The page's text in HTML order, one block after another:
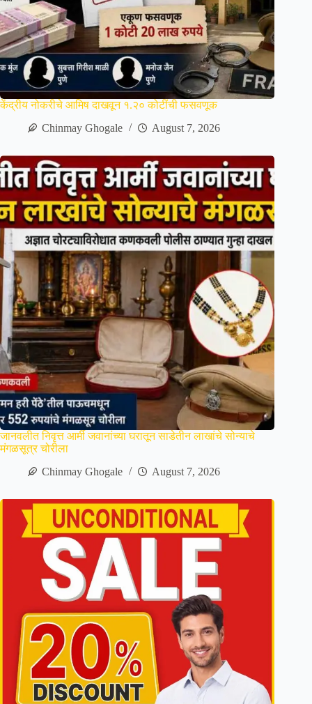
केंद्रीय नोकरीचे आमिष दाखवून १.२० कोटींची फसवणूक
Chinmay Ghogale
August 7, 2026
जानवलीत निवृत्त आर्मी जवानांच्या घरातून साडेतीन लाखांचे सोन्याचे
मंगळसूत्र चोरीला
Chinmay Ghogale
August 7, 2026